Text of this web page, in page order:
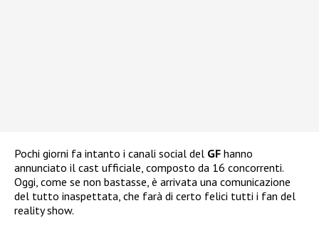
Pochi giorni fa intanto i canali social del GF hanno
annunciato il cast ufficiale, composto da 16 concorrenti.
Oggi, come se non bastasse, è arrivata una comunicazione
del tutto inaspettata, che farà di certo felici tutti i fan del
reality show.